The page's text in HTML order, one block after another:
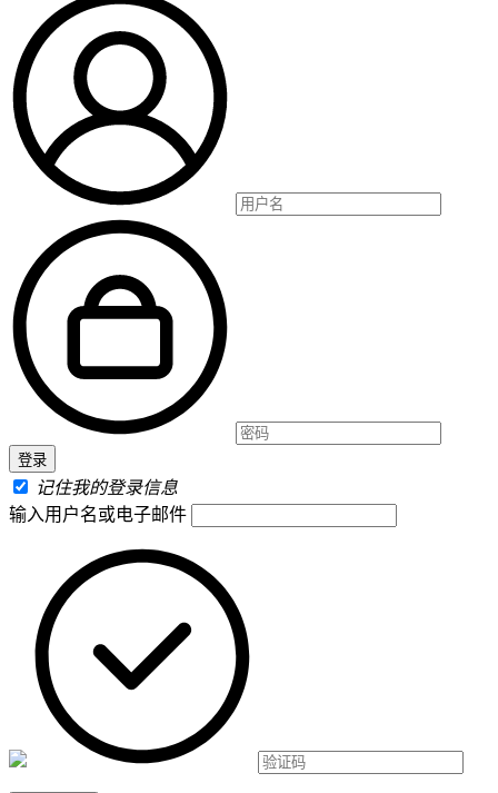
记住我的登录信息
输入用户名或电子邮件